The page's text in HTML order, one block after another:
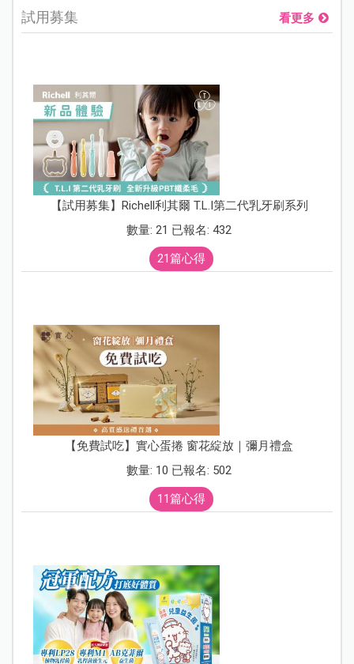
試用募集 看更多
【試用募集】Richell利其爾 T.L.I第二代乳牙刷系列
數量: 21 已報名: 432
21篇心得
【免費試吃】實心蛋捲 窗花綻放｜彌月禮盒
數量: 10 已報名: 502
11篇心得